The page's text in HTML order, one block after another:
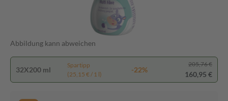
Abbildung kann abweichen
32X200 ml
Spartipp
(25,15 € / 1 l)
-22%
205,76 €
160,95 €